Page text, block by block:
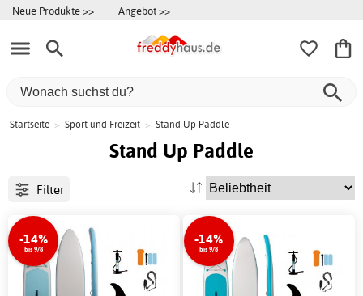
Neue Produkte >> Angebot >>
Startseite > Sport und Freizeit > Stand Up Paddle
Stand Up Paddle
Filter
-14%
bis 9/8
-14%
bis 9/8